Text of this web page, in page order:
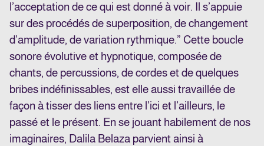
l’acceptation de ce qui est donné à voir. Il s’appuie
sur des procédés de superposition, de changement
d’amplitude, de variation rythmique.” Cette boucle
sonore évolutive et hypnotique, composée de
chants, de percussions, de cordes et de quelques
bribes indéfinissables, est elle aussi travaillée de
façon à tisser des liens entre l’ici et l’ailleurs, le
passé et le présent. En se jouant habilement de nos
imaginaires, Dalila Belaza parvient ainsi à